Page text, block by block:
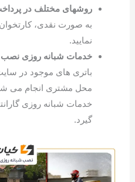
روشهای مختلف در
به صورت نقدی،
نمایید.
خدمات شبانه روزی نصب
باتری های موجود در
محل مشتری انجام می
خدمات شبانه روزی
گیرد.